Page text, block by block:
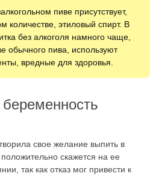
пиве присутствует,
количестве, этиловый спирт. В
без алкоголя намного чаще,
обычного пива, используют
вредные для здоровья.
свое желание выпить в
скажется на ее
так как отказ мог привести к